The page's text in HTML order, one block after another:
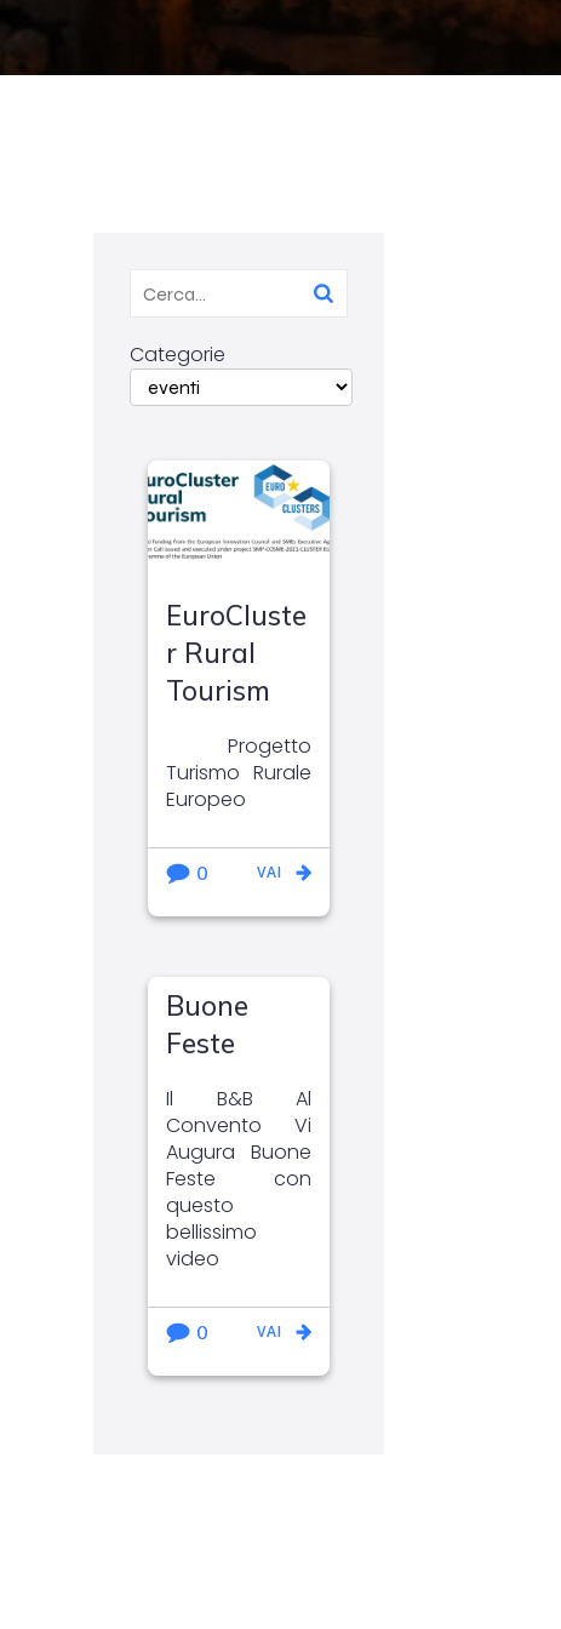
Categorie
EuroCluste
r Rural
Tourism
Progetto
Turismo Rurale
Europeo
0 VAI
Buone
Feste
Il B&B Al
Convento Vi
Augura Buone
Feste con
questo
bellissimo
video
0 VAI